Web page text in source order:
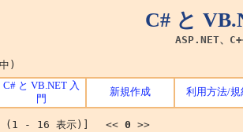
C# と
ASP.NET、
)
C# と VB.NET 入
門
新規作成 利用方法/規
事 (1 - 16 表示)] << 0 >>